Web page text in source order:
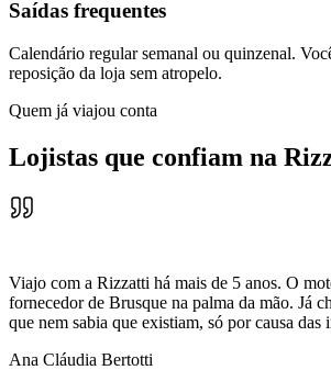
Saídas frequentes
Calendário regular semanal ou quinzenal.
reposição da loja sem atropelo.
Quem já viajou conta
Lojistas que confiam na
Viajo com a Rizzatti há mais de 5 anos. O
fornecedor de Brusque na palma da mão. Já
que nem sabia que existiam, só por causa das
Ana Cláudia Bertotti